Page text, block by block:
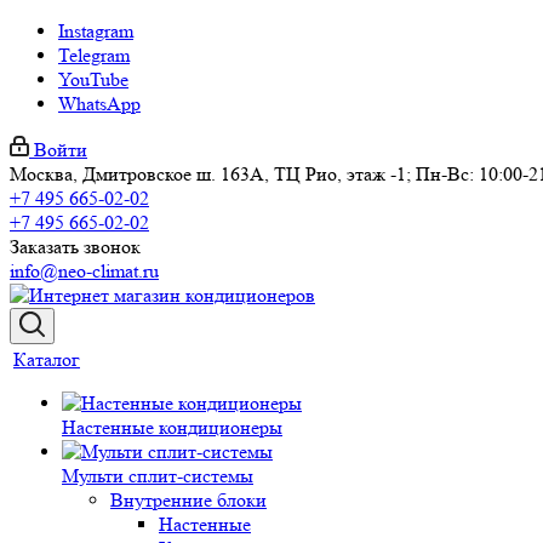
Instagram
Telegram
YouTube
WhatsApp
Войти
Москва, Дмитровское ш. 163А, ТЦ Рио, этаж -1; Пн-Вс: 10:00-
+7 495 665-02-02
+7 495 665-02-02
Заказать звонок
info@neo-climat.ru
Каталог
Настенные кондиционеры
Мульти сплит-системы
Внутренние блоки
Настенные